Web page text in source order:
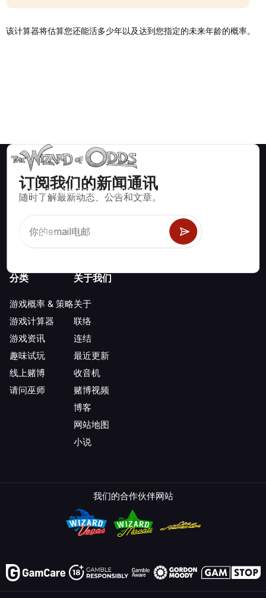
该计算器将估算您还能活多少年以及达到您指定的未来年龄的概率。
订阅我们的新闻通讯
随时了解最新动态、公告和文章。
数学上正确的策略和信息，适用于二十一点、掷骰子、轮盘赌等
数百种可玩的赌场游戏。
分类
游戏概率 & 策略
游戏计算器
游戏资讯
趣味试玩
线上赌博
请问巫师
关于我们
关于
联络
连结
最近更新
收音机
赌博视频
博客
网站地图
小说
我们的合作伙伴网站